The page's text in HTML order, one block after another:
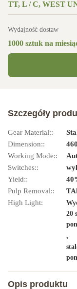
TT, L / C, WEST
Wydajność dostaw
1000 sztuk na
Szczegóły
Gear Material::
Dimension::
Working Mode::
Switches::
Yield::
Pulp Removal::
High Light:
20
,
Opis produktu